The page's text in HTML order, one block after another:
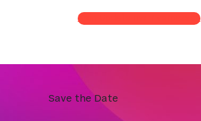
Kein Update mehr verpassen
Save the Date